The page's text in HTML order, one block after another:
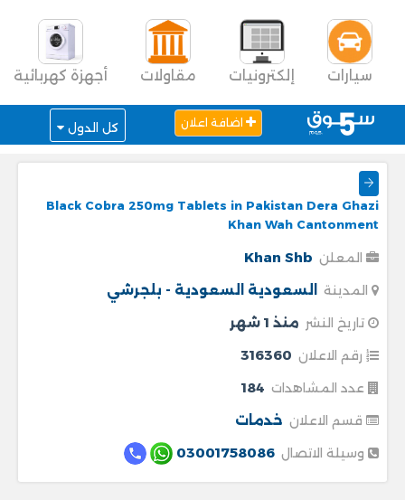
سيارات إلكترونيات مقاولات أجهزة كهربائية
اضافة اعلان كل الدول
Black Cobra 250mg Tablets in Pakistan Dera Ghazi
Khan Wah Cantonment
المعلن Khan Shb
المدينة السعودية السعودية - بلجرشي
تاريخ النشر منذ 1 شهر
رقم الاعلان 316360
عدد المشاهدات 184
قسم الاعلان خدمات
وسيلة الاتصال 03001758086